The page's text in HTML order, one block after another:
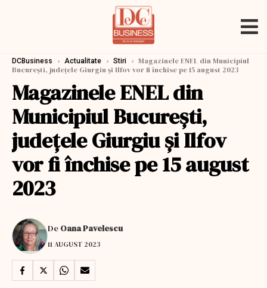
DCBusiness › Actualitate › Stiri › Magazinele ENEL din Municipiul
București, județele Giurgiu și Ilfov vor fi închise pe 15 august 2023
Magazinele ENEL din
Municipiul București,
județele Giurgiu și Ilfov
vor fi închise pe 15 august
2023
De Oana Pavelescu
11 AUGUST 2023